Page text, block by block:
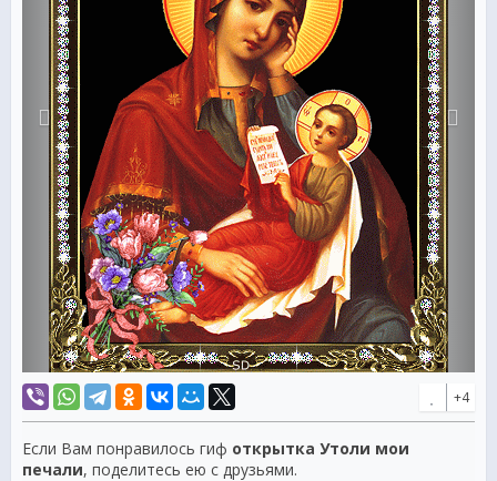
+4
Если Вам понравилось гиф открытка Утоли мои
печали, поделитесь ею с друзьями.